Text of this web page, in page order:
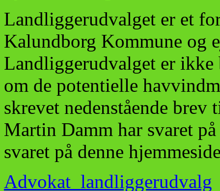
Landliggerudvalget er et
Kalundborg Kommune og
Landliggerudvalget er
om de potentielle
skrevet nedenstående
Martin Damm har svaret
svaret på denne
Advokat_landliggerudvalg